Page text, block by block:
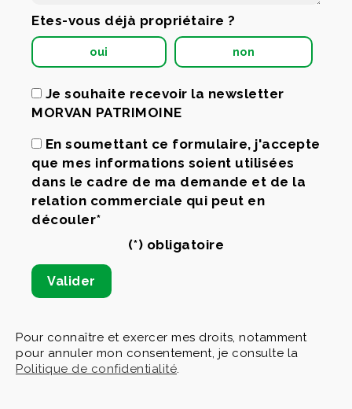
Etes-vous déjà propriétaire ?
oui non
Je souhaite recevoir la newsletter
MORVAN PATRIMOINE
En soumettant ce formulaire, j'accepte
que mes informations soient utilisées
dans le cadre de ma demande et de la
relation commerciale qui peut en
découler*
(*) obligatoire
Pour connaître et exercer mes droits, notamment
pour annuler mon consentement, je consulte la
Politique de confidentialité.